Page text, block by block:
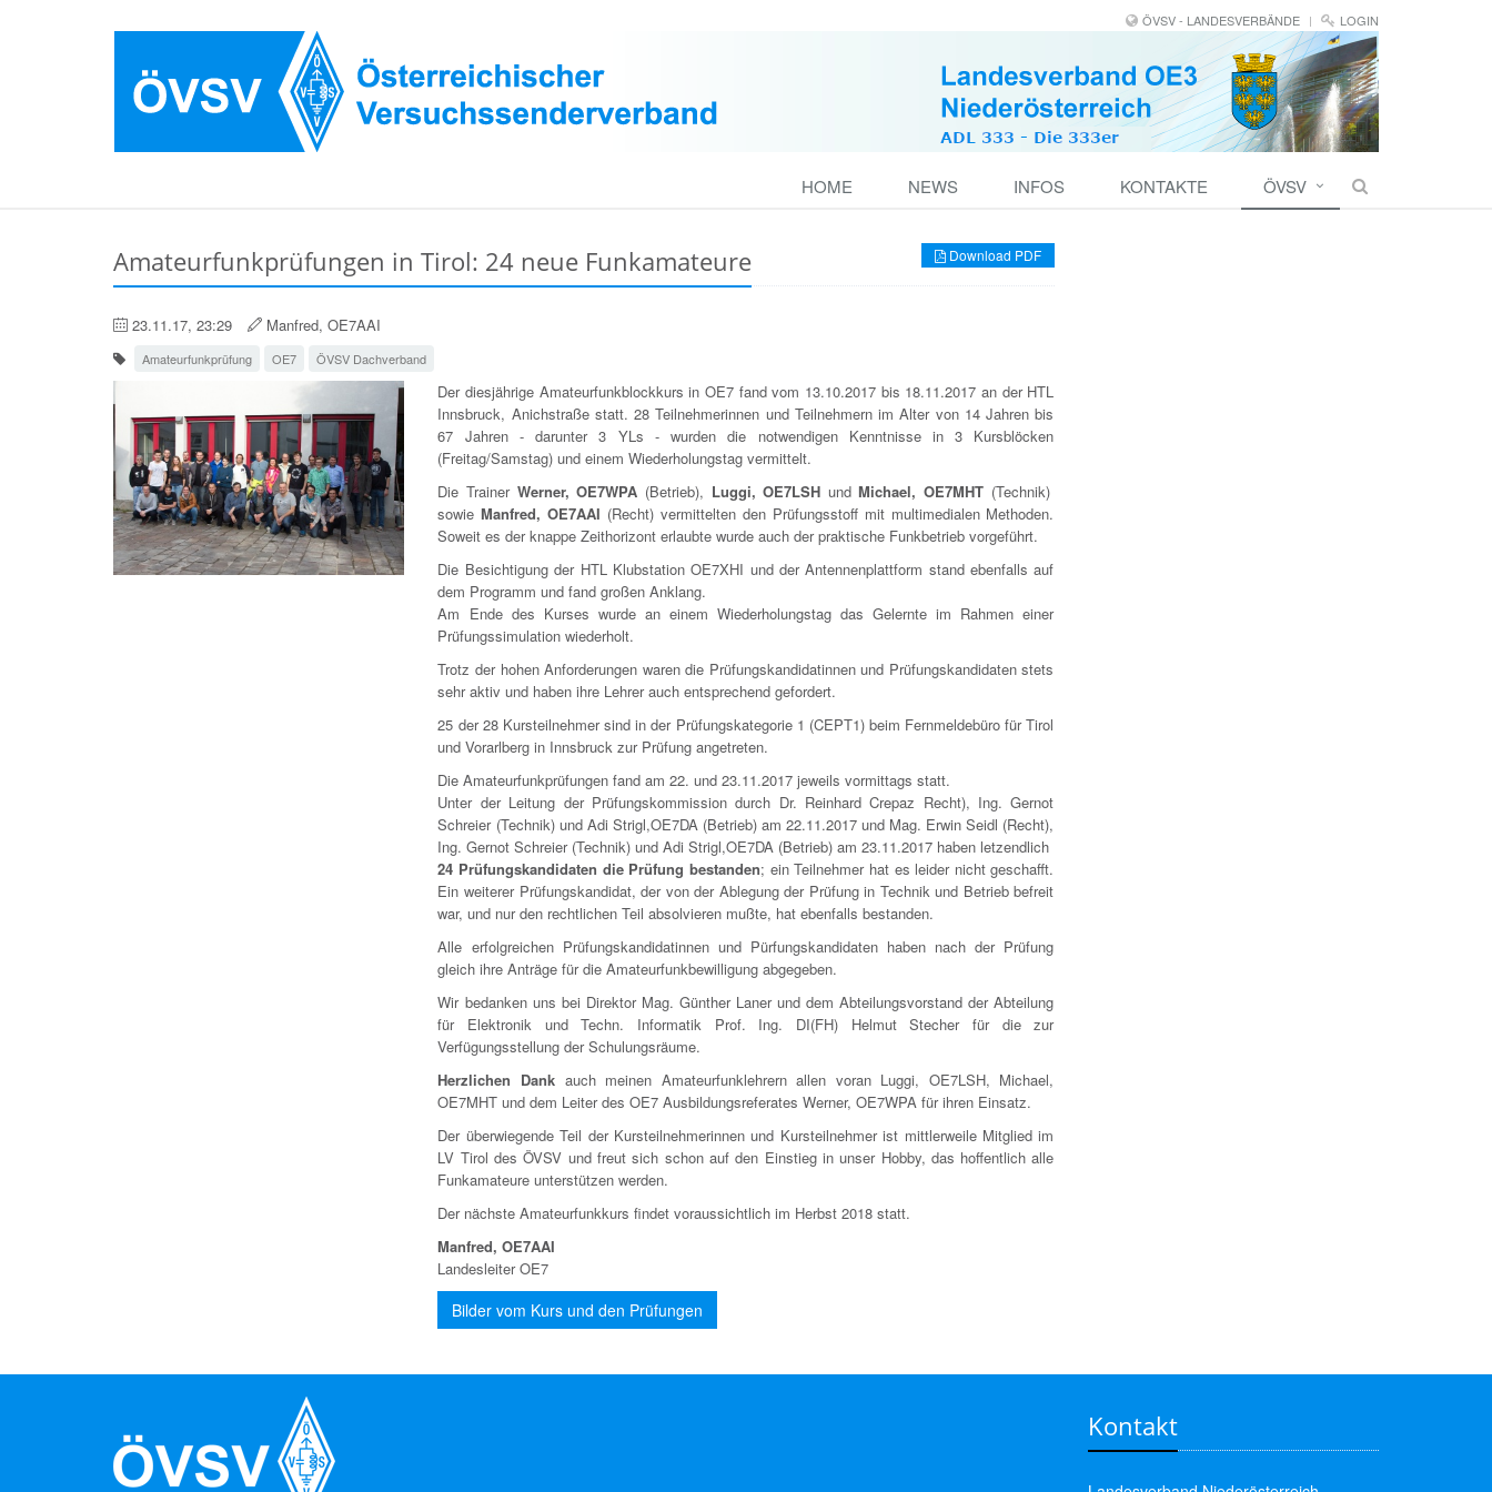
ÖVSV - LANDESVERBÄNDE LOGIN
HOME NEWS INFOS KONTAKTE ÖVSV
Download PDF
Amateurfunkprüfungen in Tirol: 24 neue Funkamateure
23.11.17, 23:29 Manfred, OE7AAI
Amateurfunkprüfung OE7 ÖVSV Dachverband
Der diesjährige Amateurfunkblockkurs in OE7 fand vom 13.10.2017 bis 18.11.2017 an der HTL
Innsbruck, Anichstraße statt. 28 Teilnehmerinnen und Teilnehmern im Alter von 14 Jahren bis
67 Jahren - darunter 3 YLs - wurden die notwendigen Kenntnisse in 3 Kursblöcken
(Freitag/Samstag) und einem Wiederholungstag vermittelt.
Die Trainer Werner, OE7WPA (Betrieb), Luggi, OE7LSH undMichael, OE7MHT(Technik)
sowieManfred, OE7AAI (Recht) vermittelten den Prüfungsstoff mit multimedialen Methoden.
Soweit es der knappe Zeithorizont erlaubte wurde auch der praktische Funkbetrieb vorgeführt.
Die Besichtigung der HTL Klubstation OE7XHI und der Antennenplattform stand ebenfalls auf
dem Programm und fand großen Anklang.
Am Ende des Kurses wurde an einem Wiederholungstag das Gelernte im Rahmen einer
Prüfungssimulation wiederholt.
Trotz der hohen Anforderungen waren die Prüfungskandidatinnen und Prüfungskandidaten stets
sehr aktiv und haben ihre Lehrer auch entsprechend gefordert.
25 der 28 Kursteilnehmer sind in der Prüfungskategorie 1 (CEPT1) beim Fernmeldebüro für Tirol
und Vorarlberg in Innsbruck zur Prüfung angetreten.
Die Amateurfunkprüfungen fand am 22. und 23.11.2017 jeweils vormittags statt.
Unter der Leitung der Prüfungskommission durch Dr. Reinhard Crepaz Recht), Ing. Gernot
Schreier (Technik) und Adi Strigl,OE7DA (Betrieb) am 22.11.2017 und Mag. Erwin Seidl (Recht),
Ing. Gernot Schreier (Technik) und Adi Strigl,OE7DA (Betrieb) am 23.11.2017 haben letzendlich
24 Prüfungskandidaten die Prüfung bestanden; ein Teilnehmer hat es leider nicht geschafft.
Ein weiterer Prüfungskandidat, der von der Ablegung der Prüfung in Technik und Betrieb befreit
war, und nur den rechtlichen Teil absolvieren mußte, hat ebenfalls bestanden.
Alle erfolgreichen Prüfungskandidatinnen und Pürfungskandidaten haben nach der Prüfung
gleich ihre Anträge für die Amateurfunkbewilligung abgegeben.
Wir bedanken uns bei Direktor Mag. Günther Laner und dem Abteilungsvorstand der Abteilung
für Elektronik und Techn. Informatik Prof. Ing. DI(FH) Helmut Stecher für die zur
Verfügungsstellung der Schulungsräume.
Herzlichen Dank auch meinen Amateurfunklehrern allen voran Luggi, OE7LSH, Michael,
OE7MHT und dem Leiter des OE7 Ausbildungsreferates Werner, OE7WPA für ihren Einsatz.
Der überwiegende Teil der Kursteilnehmerinnen und Kursteilnehmer ist mittlerweile Mitglied im
LV Tirol des ÖVSV und freut sich schon auf den Einstieg in unser Hobby, das hoffentlich alle
Funkamateure unterstützen werden.
Der nächste Amateurfunkkurs findet voraussichtlich im Herbst 2018 statt.
Manfred, OE7AAI
Landesleiter OE7
Bilder vom Kurs und den Prüfungen
Kontakt